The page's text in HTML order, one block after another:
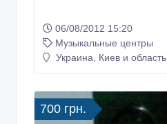
06/08/2012 15:20
Музыкальные центры
Украина, Киев и область
700 грн.